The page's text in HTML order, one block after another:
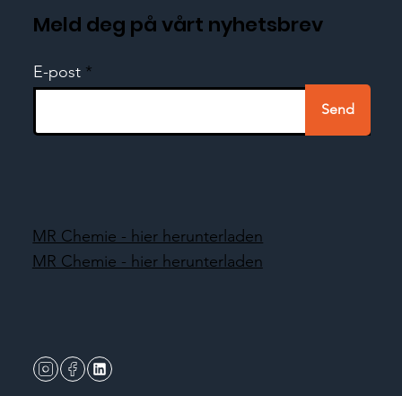
Meld deg på vårt nyhetsbrev
E-post
Send
MR Chemie - hier herunterladen
MR Chemie - hier herunterladen